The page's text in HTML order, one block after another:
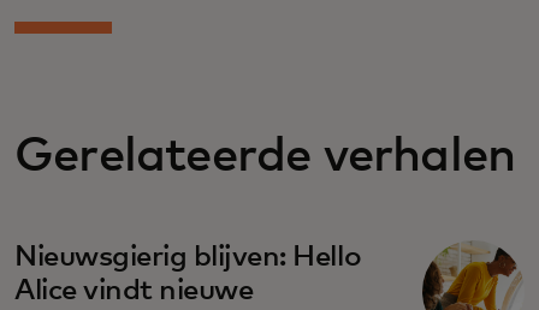
Gerelateerde verhalen
Nieuwsgierig blijven: Hello
Alice vindt nieuwe